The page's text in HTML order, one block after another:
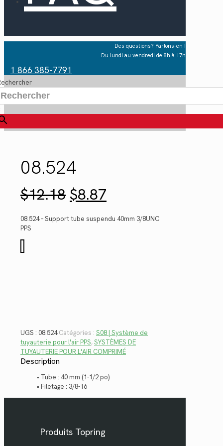
Des questions? Parlons-en !
Du lundi au vendredi de 8h à 17h
1 866 385-7791
08.524
$12.18 Le
prix
initial
était :
$8.87prix
actuel
est :
08.524 – Support tube suspendu 40mm 3/8UNC
PPS
de
UGS : 08.524 Catégories : S08 | Système de
tuyauterie pour l'air PPS,SYSTÈMES DE
TUYAUTERIE POUR L'AIR COMPRIMÉ
Description
• Tube : 40 mm (1-1/2 po)
• Filetage : 3/8-16
Produits Topring